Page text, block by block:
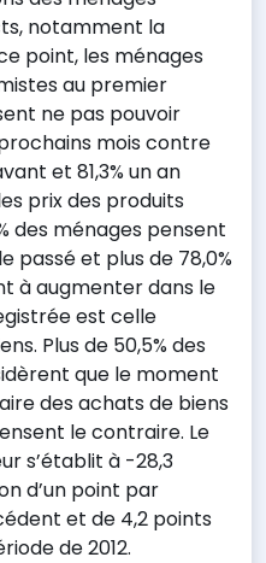
notamment la
point, les ménages
au premier
ne pas pouvoir
mois contre
et 81,3% un an
prix des produits
des ménages pensent
passé et plus de 78,0%
à augmenter dans le
est celle
Plus de 50,5% des
que le moment
des achats de biens
le contraire. Le
s’établit à -28,3
d’un point par
et de 4,2 points
de 2012.